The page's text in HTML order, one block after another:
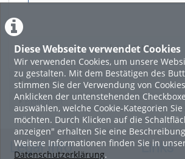
Diese Webseite verwendet Cookies
Wir verwenden Cookies, um unsere
zu gestalten. Mit dem Bestätigen des
stimmen Sie der Verwendung von
Anklicken der untenstehenden
auswählen, welche Cookie-Kategorien
möchten. Durch Klicken auf die
anzeigen" erhalten Sie eine
Weitere Informationen finden Sie in
Datenschutzerklärung.
LADE MEHR
Featured
Beliebtheit
Legal Info Links